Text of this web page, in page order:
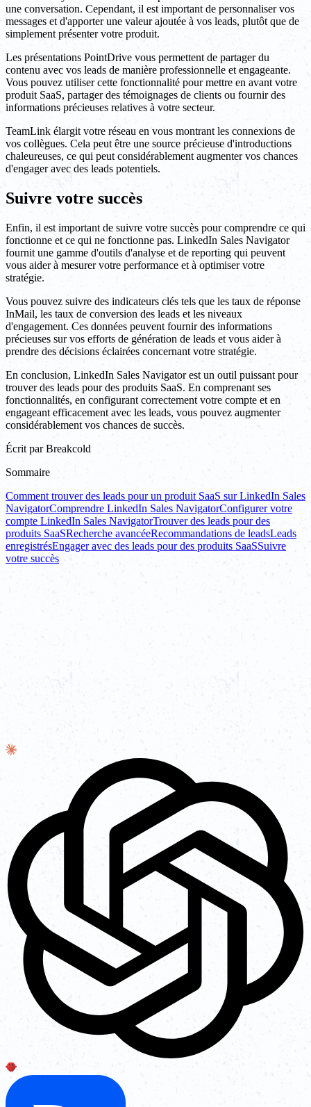
une conversation. Cependant, il est important de personnaliser vos
messages et d'apporter une valeur ajoutée à vos leads, plutôt que de
simplement présenter votre produit.
Les présentations PointDrive vous permettent de partager du
contenu avec vos leads de manière professionnelle et engageante.
Vous pouvez utiliser cette fonctionnalité pour mettre en avant votre
produit SaaS, partager des témoignages de clients ou fournir des
informations précieuses relatives à votre secteur.
TeamLink élargit votre réseau en vous montrant les connexions de
vos collègues. Cela peut être une source précieuse d'introductions
chaleureuses, ce qui peut considérablement augmenter vos chances
d'engager avec des leads potentiels.
Suivre votre succès
Enfin, il est important de suivre votre succès pour comprendre ce qui
fonctionne et ce qui ne fonctionne pas. LinkedIn Sales Navigator
fournit une gamme d'outils d'analyse et de reporting qui peuvent
vous aider à mesurer votre performance et à optimiser votre
stratégie.
Vous pouvez suivre des indicateurs clés tels que les taux de réponse
InMail, les taux de conversion des leads et les niveaux
d'engagement. Ces données peuvent fournir des informations
précieuses sur vos efforts de génération de leads et vous aider à
prendre des décisions éclairées concernant votre stratégie.
En conclusion, LinkedIn Sales Navigator est un outil puissant pour
trouver des leads pour des produits SaaS. En comprenant ses
fonctionnalités, en configurant correctement votre compte et en
engageant efficacement avec les leads, vous pouvez augmenter
considérablement vos chances de succès.
Écrit par Breakcold
Sommaire
Comment trouver des leads pour un produit SaaS sur LinkedIn Sales
NavigatorComprendre LinkedIn Sales NavigatorConfigurer votre
compte LinkedIn Sales NavigatorTrouver des leads pour des
produits SaaSRecherche avancéeRecommandations de leadsLeads
enregistrésEngager avec des leads pour des produits SaaSSuivre
votre succès